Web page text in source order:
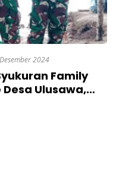
2024
Family
Ulusawa,